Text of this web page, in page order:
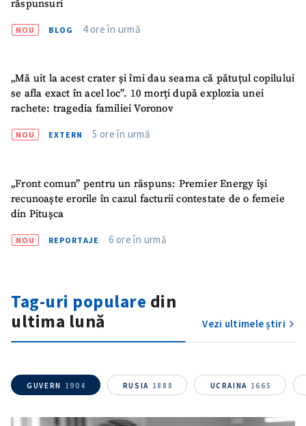
răspunsuri
NOU BLOG 4 ore în urmă
„Mă uit la acest crater și îmi dau seama că pătuțul copilului
se afla exact în acel loc”. 10 morți după explozia unei
rachete: tragedia familiei Voronov
NOU EXTERN 5 ore în urmă
„Front comun” pentru un răspuns: Premier Energy își
recunoaște erorile în cazul facturii contestate de o femeie
din Pitușca
NOU REPORTAJE 6 ore în urmă
Tag-uri populare din
ultima lună
Vezi ultimele știri
GUVERN 1904 RUSIA 1888 UCRAINA 1665